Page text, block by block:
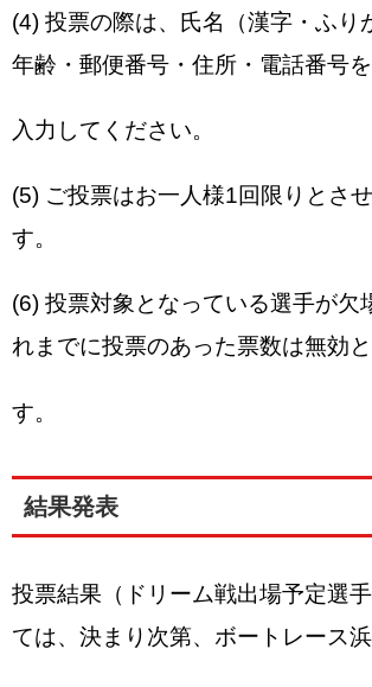
(4) 投票の際は、氏名（漢字・ふり
年齢・郵便番号・住所・電話番号を
入力してください。
(5) ご投票はお一人様1回限りとさ
す。
(6) 投票対象となっている選手が欠
れまでに投票のあった票数は無効
す。
結果発表
投票結果（ドリーム戦出場予定選
ては、決まり次第、ボートレース